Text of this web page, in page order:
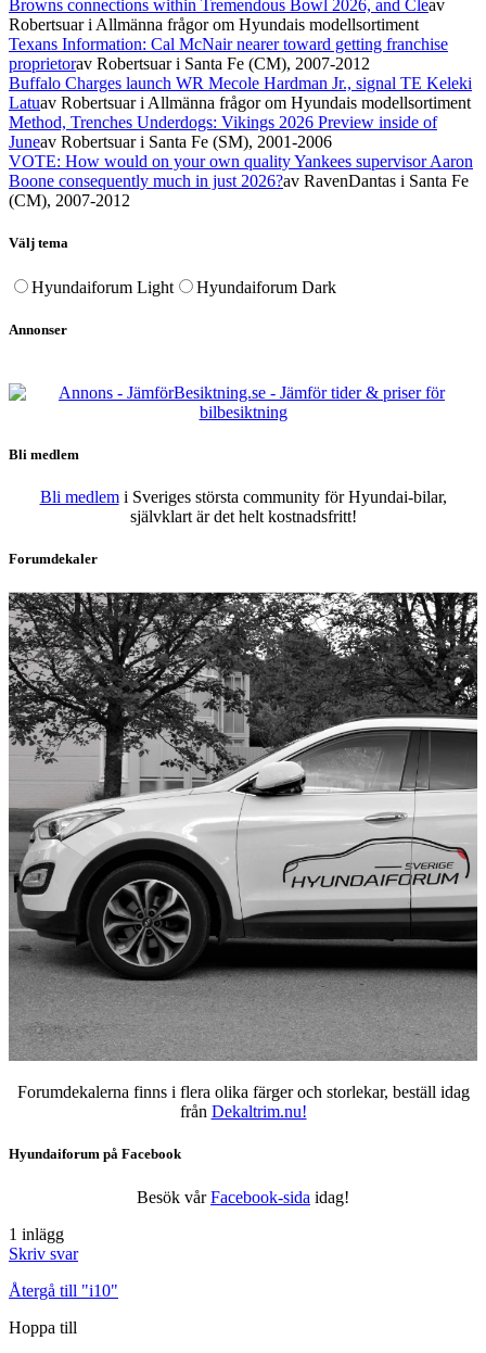
Browns connections within Tremendous Bowl 2026, and Cleav
Robertsuari Allmänna frågor om Hyundais modellsortiment
Texans Information: Cal McNair nearer toward getting franchise
proprietorav Robertsuari Santa Fe (CM), 2007-2012
Buffalo Charges launch WR Mecole Hardman Jr., signal TE Keleki
Latuav Robertsuari Allmänna frågor om Hyundais modellsortiment
Method, Trenches Underdogs: Vikings 2026 Preview inside of
Juneav Robertsuari Santa Fe (SM), 2001-2006
VOTE: How would on your own quality Yankees supervisor Aaron
Boone consequently much in just 2026?av RavenDantas i Santa Fe
(CM), 2007-2012
Välj tema
Hyundaiforum Light Hyundaiforum Dark
Annonser
Bli medlem
Bli medlemi Sveriges största community för Hyundai-bilar,
självklart är det helt kostnadsfritt!
Forumdekaler
Forumdekalerna finns i flera olika färger och storlekar, beställ idag
från Dekaltrim.nu!
Hyundaiforum på Facebook
Besök vårFacebook-sida idag!
1 inlägg
Skriv svar
Återgå till "i10"
Hoppa till